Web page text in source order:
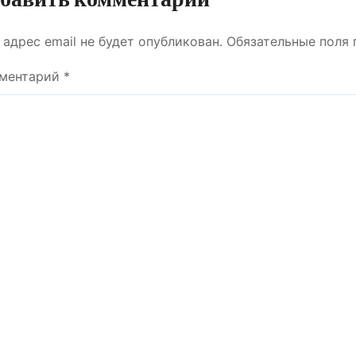
email не будет опубликован. Обязательные поля
*